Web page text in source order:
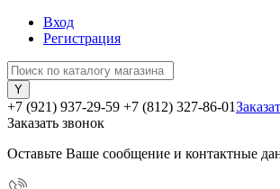
Вход
Регистрация
+7 (921) 937-29-59 +7 (812) 327-86-01
Заказать звонок
Оставьте Ваше сообщение и контактные